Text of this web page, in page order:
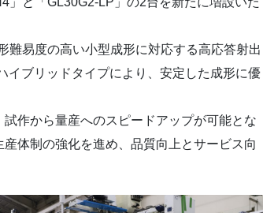
難易度の高い小型成形に対応する高応答射出
イブリッドタイプにより、安定した成形に優
作から量産へのスピードアップが可能とな
体制の強化を進め、品質向上とサービス向